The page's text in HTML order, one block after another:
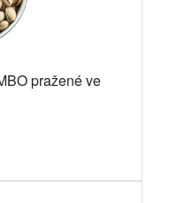
pražené ve